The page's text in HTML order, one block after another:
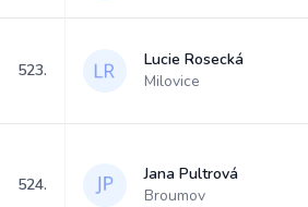
523.
Lucie Rosecká
Milovice
524.
Jana Pultrová
Broumov